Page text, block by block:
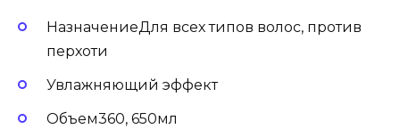
НазначениеДля всех типов волос, против
перхоти
Увлажняющий эффект
Объем360, 650мл